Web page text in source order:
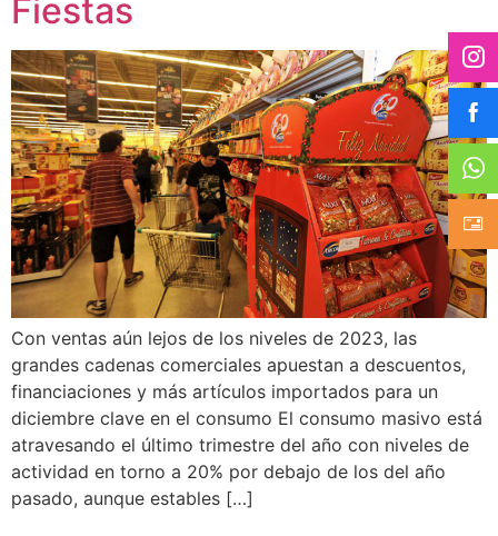
Fiestas
Con ventas aún lejos de los niveles de 2023, las
grandes cadenas comerciales apuestan a descuentos,
financiaciones y más artículos importados para un
diciembre clave en el consumo El consumo masivo está
atravesando el último trimestre del año con niveles de
actividad en torno a 20% por debajo de los del año
pasado, aunque estables […]